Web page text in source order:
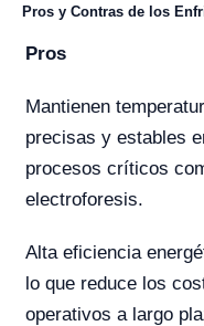
Pros y Contras de los
Pros
Mantienen
precisas y estables
procesos críticos
electroforesis.
Alta eficiencia
lo que reduce los
operativos a largo